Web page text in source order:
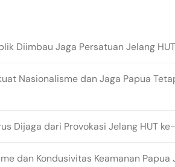
Diimbau Jaga Persatuan Jelang
Nasionalisme dan Jaga Papua
Dijaga dari Provokasi Jelang HUT ke-
dan Kondusivitas Keamanan Papua